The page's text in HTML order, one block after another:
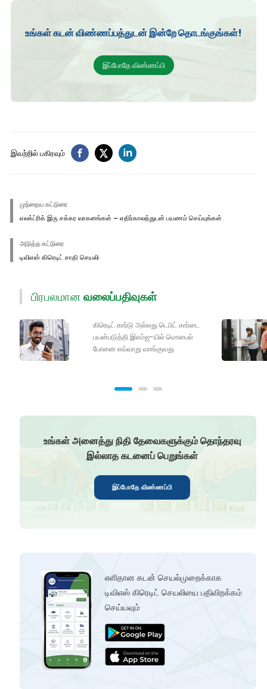
உங்கள் கடன் விண்ணப்பத்துடன் இன்றே தொடங்குங்கள்!
இப்போதே விண்ணப்பி
இவற்றில் பகிரவும்
முந்தைய கட்டுரை
எலக்ட்ரிக் இரு சக்கர வாகனங்கள் – எதிர்காலத்துடன் பயணம் செய்யுங்கள்
அடுத்த கட்டுரை
டிவிஎஸ் கிரெடிட் சாதி செயலி
பிரபலமானவலைப்பதிவுகள்
கிரெடிட் கார்டு அல்லது டெபிட் கார்டை
பயன்படுத்தி இஎம்ஐ-யில் மொபைல்
போனை எவ்வாறு வாங்குவது
உங்கள் அனைத்து நிதி தேவைகளுக்கும் தொந்தரவு
இல்லாத கடனைப் பெறுங்கள்
இப்போதே விண்ணப்பி
எளிதான கடன் செயல்முறைக்காக
டிவிஎஸ் கிரெடிட் செயலியை பதிவிறக்கம்
செய்யவும்